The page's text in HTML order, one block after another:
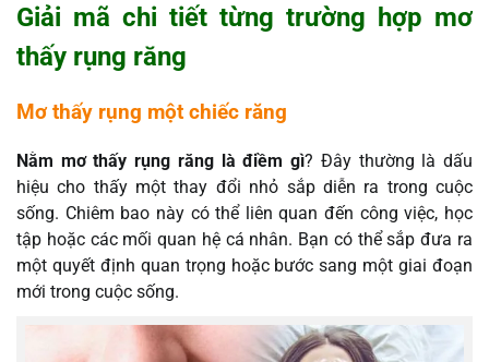
Giải mã chi tiết từng trường hợp mơ
thấy rụng răng
Mơ thấy rụng một chiếc răng
Nằm mơ thấy rụng răng là điềm gì? Đây thường là dấu
hiệu cho thấy một thay đổi nhỏ sắp diễn ra trong cuộc
sống. Chiêm bao này có thể liên quan đến công việc, học
tập hoặc các mối quan hệ cá nhân. Bạn có thể sắp đưa ra
một quyết định quan trọng hoặc bước sang một giai đoạn
mới trong cuộc sống.